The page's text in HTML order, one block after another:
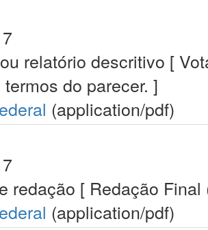
relatório descritivo [
do parecer. ]
(application/pdf)
redação [ Redação
(application/pdf)